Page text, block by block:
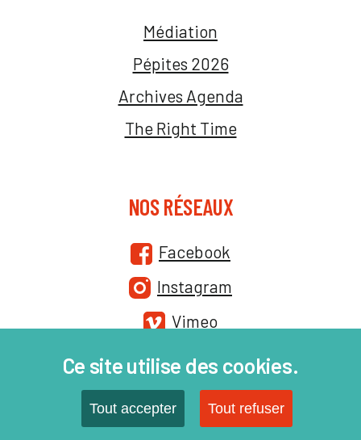
Médiation
Pépites 2026
Archives Agenda
The Right Time
NOS RÉSEAUX
Facebook
Instagram
Vimeo
Site par :
Ce site utilise des cookies.
Tout accepter Tout refuser